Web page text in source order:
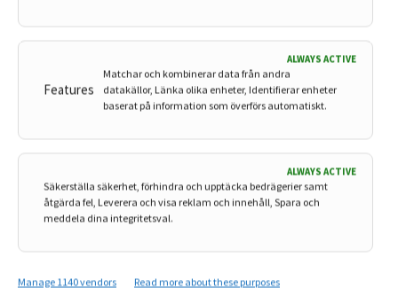
Features
ALWAYS ACTIVE
Matchar och kombinerar data från andra
datakällor, Länka olika enheter, Identifierar enheter
baserat på information som överförs automatiskt.
Säkerställa säkerhet, förhindra och upptäcka bedrägerier samt
åtgärda fel, Leverera och visa reklam och innehåll, Spara och
meddela dina integritetsval.
ALWAYS ACTIVE
Manage 1140 vendors Read more about these purposes
Kan man tatuera sig om man har
verkligen göra det. Är dock lite orolig kring det eftersom
jag har en medel/svår atopisk eksem.